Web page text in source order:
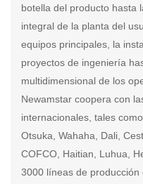
botella del producto hasta
integral de la planta del
equipos principales, la
proyectos de ingeniería
multidimensional de los
Newamstar coopera con
internacionales, tales
Otsuka, Wahaha, Dali,
COFCO, Haitian, Luhua,
3000 líneas de